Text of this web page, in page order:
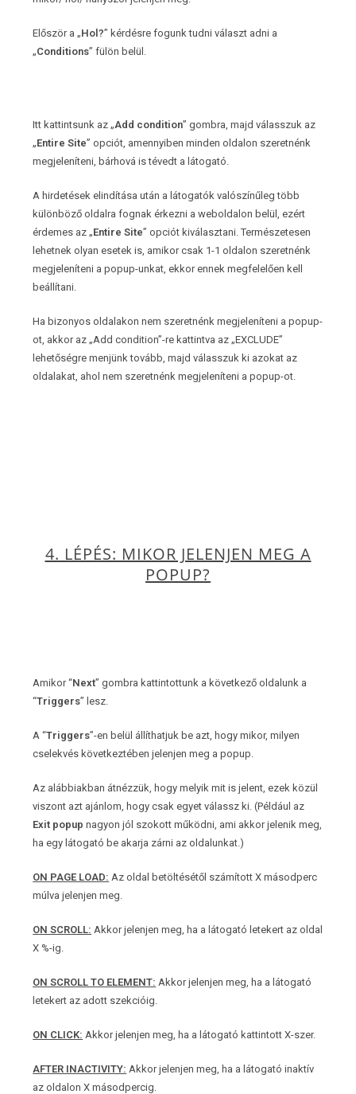
Először a „Hol?” kérdésre fogunk tudni választ adni a
„Conditions” fülön belül.
Itt kattintsunk az „Add condition” gombra, majd válasszuk az
„Entire Site” opciót, amennyiben minden oldalon szeretnénk
megjeleníteni, bárhová is tévedt a látogató.
A hirdetések elindítása után a látogatók valószínűleg több
különböző oldalra fognak érkezni a weboldalon belül, ezért
érdemes az „Entire Site” opciót kiválasztani. Természetesen
lehetnek olyan esetek is, amikor csak 1-1 oldalon szeretnénk
megjeleníteni a popup-unkat, ekkor ennek megfelelően kell
beállítani.
Ha bizonyos oldalakon nem szeretnénk megjeleníteni a popup-
ot, akkor az „Add condition”-re kattintva az „EXCLUDE”
lehetőségre menjünk tovább, majd válasszuk ki azokat az
oldalakat, ahol nem szeretnénk megjeleníteni a popup-ot.
4. LÉPÉS: MIKOR JELENJEN MEG A
POPUP?
Amikor “Next” gombra kattintottunk a következő oldalunk a
“Triggers” lesz.
A “Triggers”-en belül állíthatjuk be azt, hogy mikor, milyen
cselekvés következtében jelenjen meg a popup.
Az alábbiakban átnézzük, hogy melyik mit is jelent, ezek közül
viszont azt ajánlom, hogy csak egyet válassz ki. (Például az
Exit popup nagyon jól szokott működni, ami akkor jelenik meg,
ha egy látogató be akarja zárni az oldalunkat.)
ON PAGE LOAD: Az oldal betöltésétől számított X másodperc
múlva jelenjen meg.
ON SCROLL: Akkor jelenjen meg, ha a látogató letekert az oldal
X %-ig.
ON SCROLL TO ELEMENT: Akkor jelenjen meg, ha a látogató
letekert az adott szekcióig.
ON CLICK: Akkor jelenjen meg, ha a látogató kattintott X-szer.
AFTER INACTIVITY: Akkor jelenjen meg, ha a látogató inaktív
az oldalon X másodpercig.